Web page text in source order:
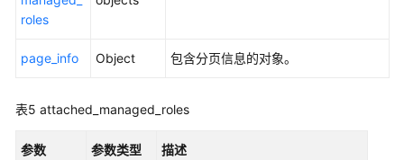
权
详
-
roles
page_info Object 包含分页信息的对象。
表5 attached_managed_roles
参数 参数类型 描述